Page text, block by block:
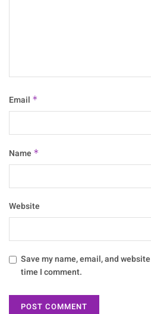
Email *
Name *
Website
Save my name, email, and
time I comment.